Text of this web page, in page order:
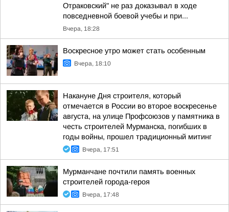
Отраковский" не раз доказывал в ходе
повседневной боевой учебы и при...
Вчера, 18:28
Воскресное утро может стать особенным
Вчера, 18:10
Накануне Дня строителя, который
отмечается в России во второе воскресенье
августа, на улице Профсоюзов у памятника в
честь строителей Мурманска, погибших в
годы войны, прошел традиционный митинг
Вчера, 17:51
Мурманчане почтили память военных
строителей города-героя
Вчера, 17:48